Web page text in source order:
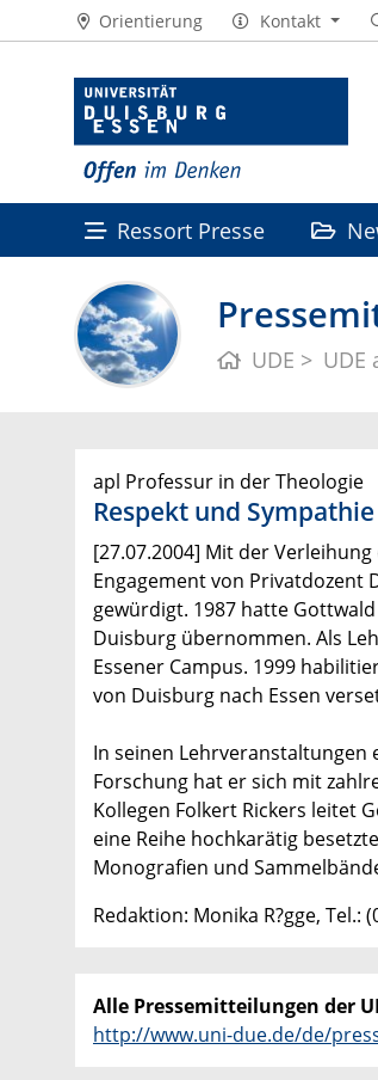
Orientierung Kontakt
Ressort Presse
UDE UDE
apl Professur in der Theologie
Respekt und
[27.07.2004] Mit der
Engagement von Privatdozent
gewürdigt. 1987 hatte
Duisburg übernommen. Als
Essener Campus. 1999
von Duisburg nach Essen
In seinen Lehrveranstaltungen
Forschung hat er sich mit
Kollegen Folkert Rickers leitet
eine Reihe hochkarätig
Monografien und
Redaktion: Monika R?gge, Tel.:
Alle Pressemitteilungen der
http://www.uni-due.de/de/